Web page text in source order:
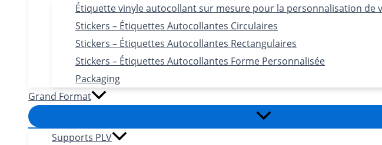
Étiquette vinyle autocollant sur mesure pour la personnalisation de
Stickers – Étiquettes Autocollantes Circulaires
Stickers – Étiquettes Autocollantes Rectangulaires
Stickers – Étiquettes Autocollantes Forme Personnalisée
Packaging
Grand Format
Supports PLV